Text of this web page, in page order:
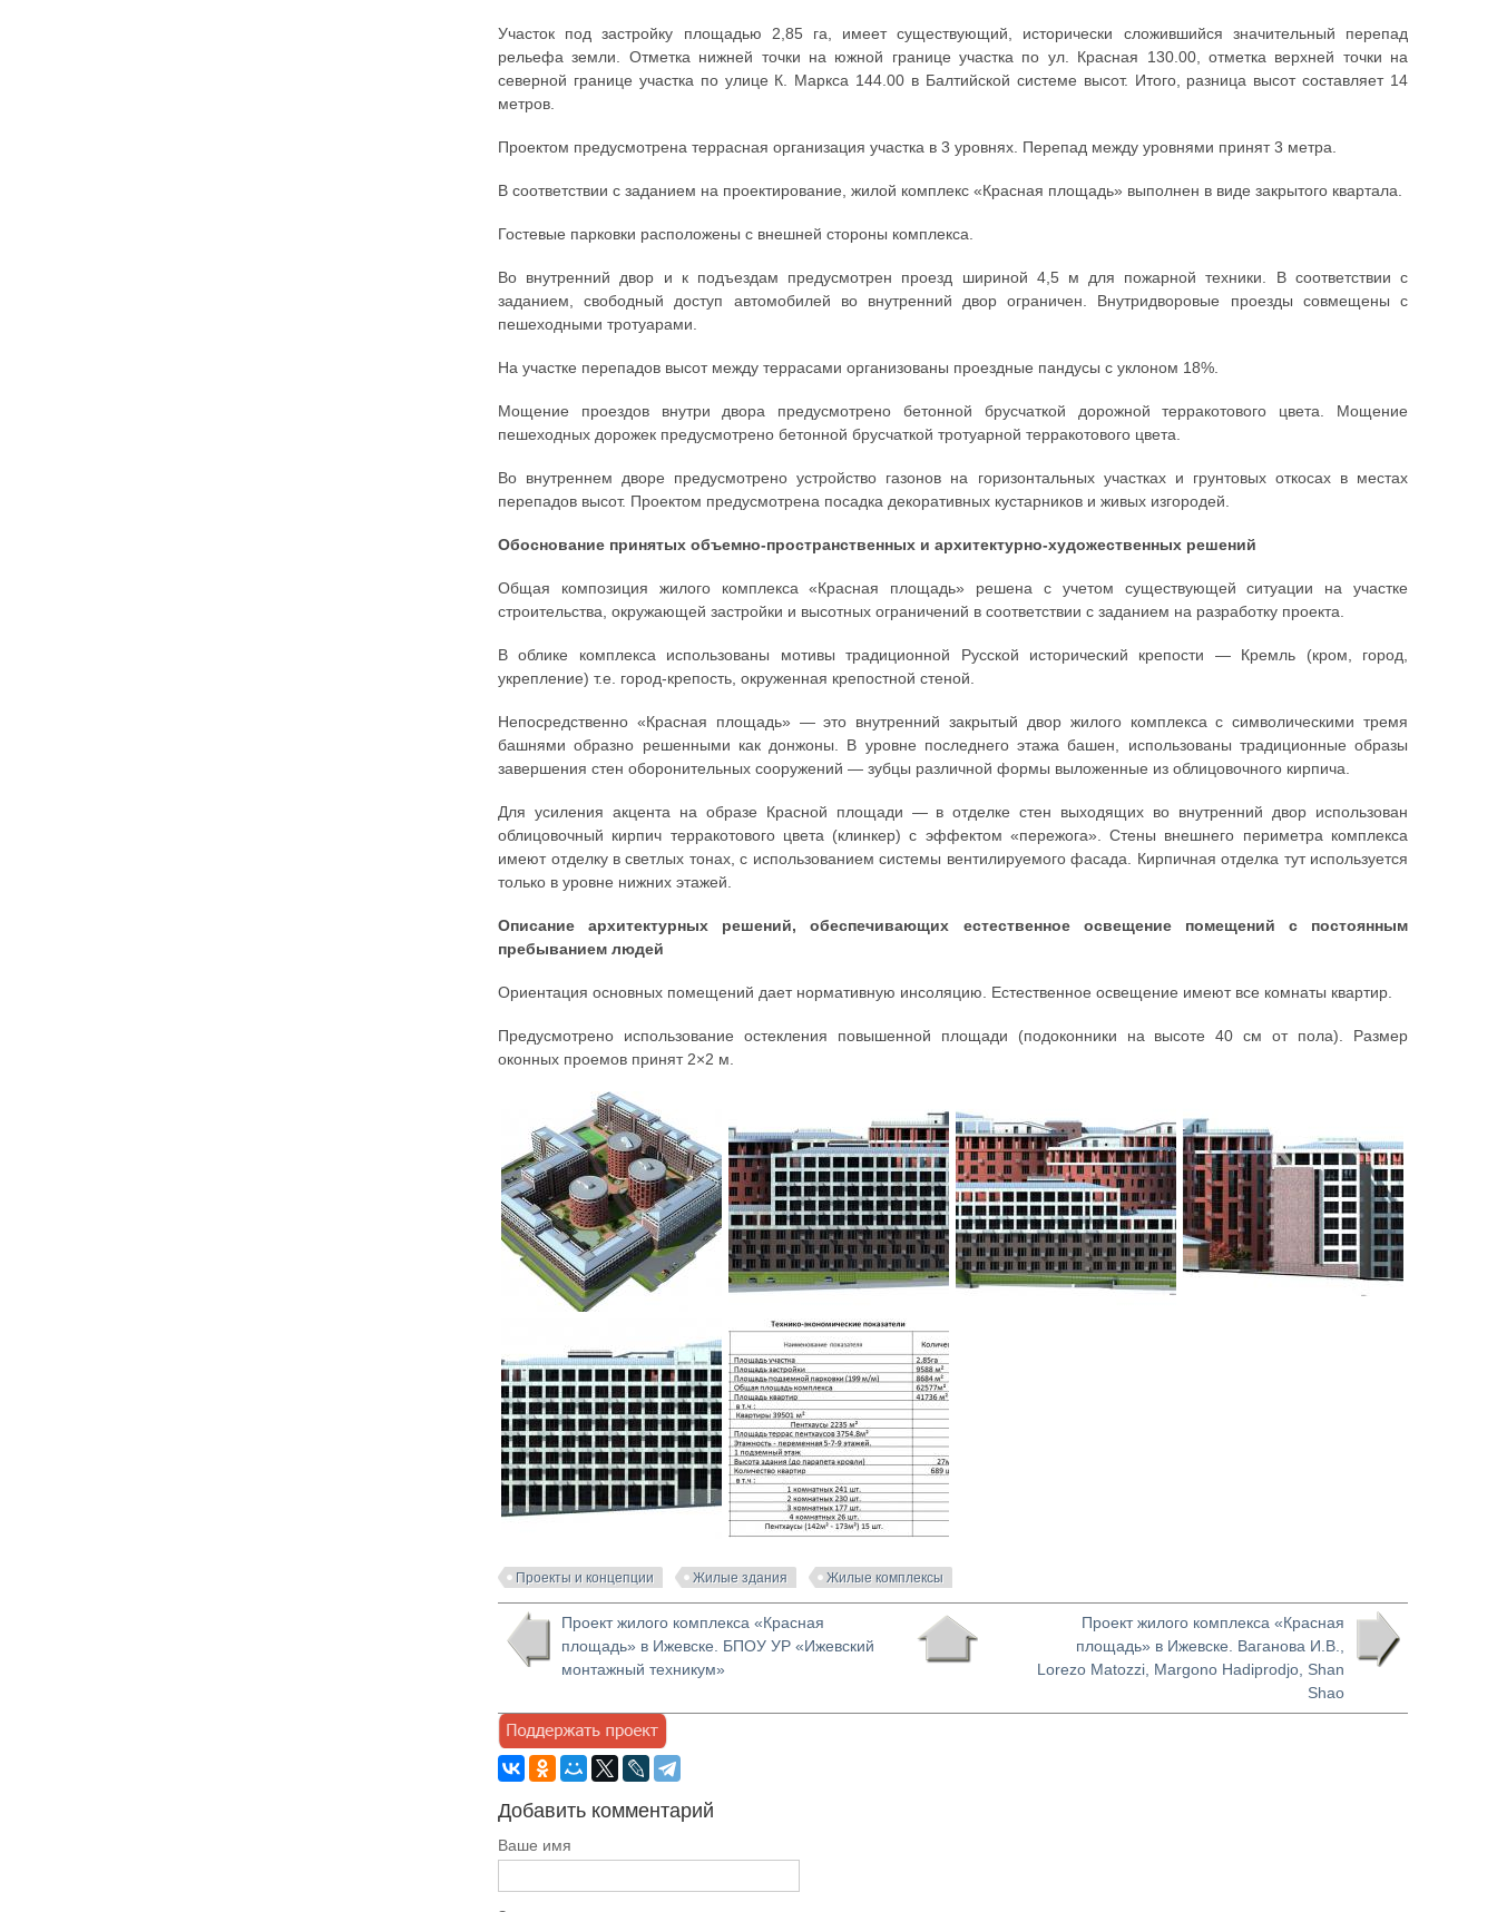
Участок под застройку площадью 2,85 га, имеет существующий, исторически сложившийся значительный перепад
рельефа земли. Отметка нижней точки на южной границе участка по ул. Красная 130.00, отметка верхней точки на
северной границе участка по улице К. Маркса 144.00 в Балтийской системе высот. Итого, разница высот составляет 14
метров.
Проектом предусмотрена террасная организация участка в 3 уровнях. Перепад между уровнями принят 3 метра.
В соответствии с заданием на проектирование, жилой комплекс «Красная площадь» выполнен в виде закрытого квартала.
Гостевые парковки расположены с внешней стороны комплекса.
Во внутренний двор и к подъездам предусмотрен проезд шириной 4,5 м для пожарной техники. В соответствии с
заданием, свободный доступ автомобилей во внутренний двор ограничен. Внутридворовые проезды совмещены с
пешеходными тротуарами.
На участке перепадов высот между террасами организованы проездные пандусы с уклоном 18%.
Мощение проездов внутри двора предусмотрено бетонной брусчаткой дорожной терракотового цвета. Мощение
пешеходных дорожек предусмотрено бетонной брусчаткой тротуарной терракотового цвета.
Во внутреннем дворе предусмотрено устройство газонов на горизонтальных участках и грунтовых откосах в местах
перепадов высот. Проектом предусмотрена посадка декоративных кустарников и живых изгородей.
Обоснование принятых объемно-пространственных и архитектурно-художественных решений
Общая композиция жилого комплекса «Красная площадь» решена с учетом существующей ситуации на участке
строительства, окружающей застройки и высотных ограничений в соответствии с заданием на разработку проекта.
В облике комплекса использованы мотивы традиционной Русской исторический крепости — Кремль (кром, город,
укрепление) т.е. город-крепость, окруженная крепостной стеной.
Непосредственно «Красная площадь» — это внутренний закрытый двор жилого комплекса с символическими тремя
башнями образно решенными как донжоны. В уровне последнего этажа башен, использованы традиционные образы
завершения стен оборонительных сооружений — зубцы различной формы выложенные из облицовочного кирпича.
Для усиления акцента на образе Красной площади — в отделке стен выходящих во внутренний двор использован
облицовочный кирпич терракотового цвета (клинкер) с эффектом «пережога». Стены внешнего периметра комплекса
имеют отделку в светлых тонах, с использованием системы вентилируемого фасада. Кирпичная отделка тут используется
только в уровне нижних этажей.
Описание архитектурных решений, обеспечивающих естественное освещение помещений с постоянным
пребыванием людей
Ориентация основных помещений дает нормативную инсоляцию. Естественное освещение имеют все комнаты квартир.
Предусмотрено использование остекления повышенной площади (подоконники на высоте 40 см от пола). Размер
оконных проемов принят 2×2 м.
Проекты и концепции Жилые здания Жилые комплексы
Проект жилого комплекса «Красная
площадь» в Ижевске. БПОУ УР «Ижевский
монтажный техникум»
Проект жилого комплекса «Красная
площадь» в Ижевске. Ваганова И.В.,
Lorezo Matozzi, Margono Hadiprodjo, Shan
Shao
Добавить комментарий
Ваше имя